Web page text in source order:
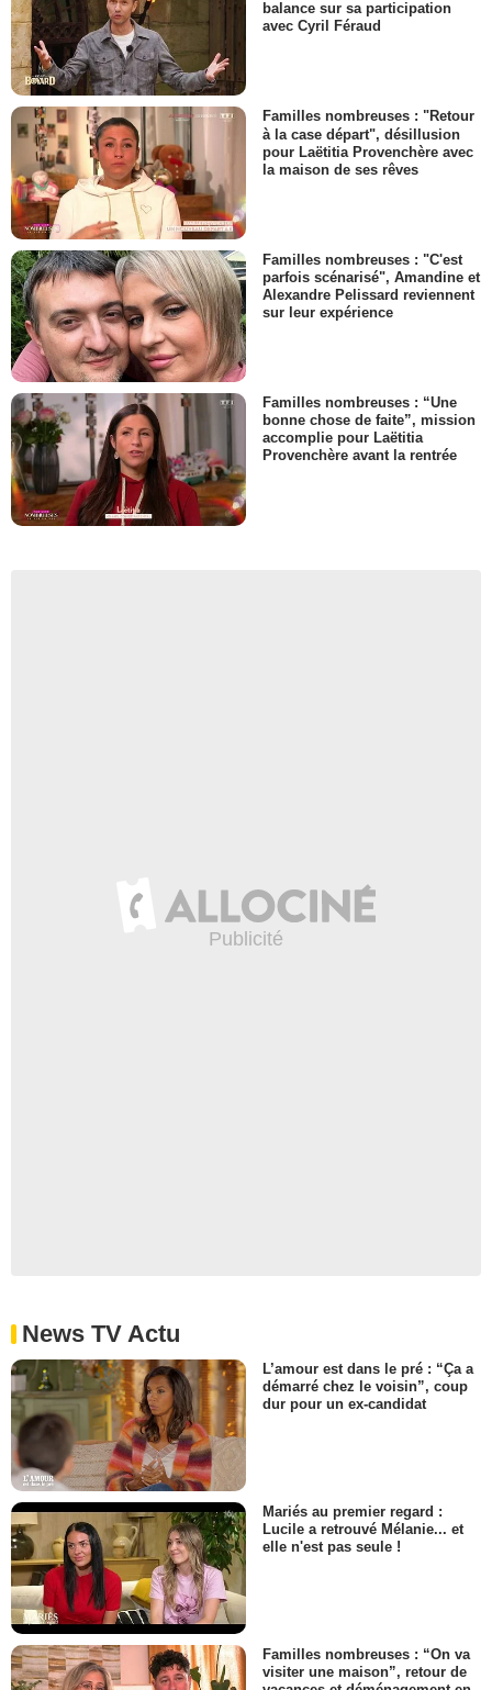
balance sur sa participation
avec Cyril Féraud
Familles nombreuses : "Retour
à la case départ", désillusion
pour Laëtitia Provenchère avec
la maison de ses rêves
Familles nombreuses : "C'est
parfois scénarisé", Amandine et
Alexandre Pelissard reviennent
sur leur expérience
Familles nombreuses : “Une
bonne chose de faite”, mission
accomplie pour Laëtitia
Provenchère avant la rentrée
News TV Actu
L’amour est dans le pré : “Ça a
démarré chez le voisin”, coup
dur pour un ex-candidat
Mariés au premier regard :
Lucile a retrouvé Mélanie... et
elle n'est pas seule !
Familles nombreuses : “On va
visiter une maison”, retour de